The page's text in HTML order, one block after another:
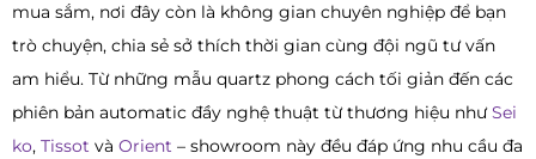
mua sắm, nơi đây còn là không gian chuyên nghiệp để bạn
trò chuyện, chia sẻ sở thích thời gian cùng đội ngũ tư vấn
am hiểu. Từ những mẫu quartz phong cách tối giản đến các
phiên bản automatic đầy nghệ thuật từ thương hiệu nhưSei
ko, Tissot và Orient – showroom này đều đáp ứng nhu cầu đa